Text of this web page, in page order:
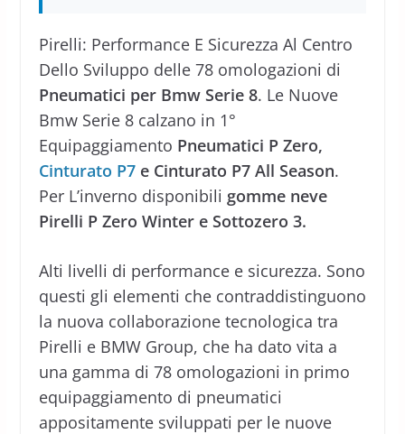
Pirelli: Performance E Sicurezza Al Centro
Dello Sviluppo delle 78 omologazioni di
Pneumatici per Bmw Serie 8. Le Nuove
Bmw Serie 8 calzano in 1°
Equipaggiamento Pneumatici P Zero,
Cinturato P7e Cinturato P7 All Season.
Per L’inverno disponibili gomme neve
Pirelli P Zero Winter e Sottozero 3.
Alti livelli di performance e sicurezza. Sono
questi gli elementi che contraddistinguono
la nuova collaborazione tecnologica tra
Pirelli e BMW Group, che ha dato vita a
una gamma di 78 omologazioni in primo
equipaggiamento di pneumatici
appositamente sviluppati per le nuove